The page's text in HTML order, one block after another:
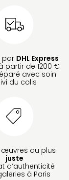
par DHL Express
partir de 1200 €
avec soin
du colis
œuvres au plus
juste
d’authenticité
à Paris